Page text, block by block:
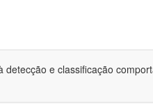
detecção e classificação